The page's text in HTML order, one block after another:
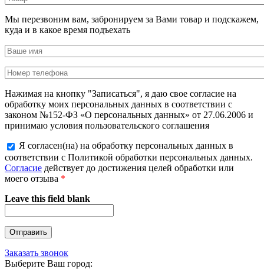
Мы перезвоним вам, забронируем за Вами товар и подскажем,
куда и в какое время подъехать
Нажимая на кнопку "Записаться", я даю свое согласие на
обработку моих персональных данных в соответствии с
законом №152-ФЗ «О персональных данных» от 27.06.2006 и
принимаю условия пользовательского соглашения
Я согласен(на) на обработку персональных данных в
соответствии с Политикой обработки персональных данных.
Согласие действует до достижения целей обработки или
моего отзыва *
Leave this field blank
Заказать звонок
Выберите Ваш город: